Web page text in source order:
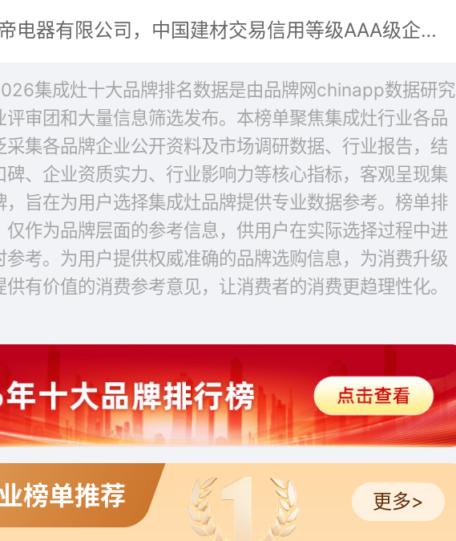
绍兴市金帝电器有限公司，中国建材交易信用等级AAA级企业，中国设计红星奖、德国IF工业设计奖，集成灶行业标准主要起草单位，侧吸式集成灶倡导者。
集成灶十大品牌排名数据是由品牌网chinapp数据研究
评审团和大量信息筛选发布。本榜单聚焦集成灶行业各品
采集各品牌企业公开资料及市场调研数据、行业报告，结
碑、企业资质实力、行业影响力等核心指标，客观呈现集
，旨在为用户选择集成灶品牌提供专业数据参考。榜单排
仅作为品牌层面的参考信息，供用户在实际选择过程中进
参考。为用户提供权威准确的品牌选购信息，为消费升级
供有价值的消费参考意见，让消费者的消费更趋理性化。
榜单推荐 更多>